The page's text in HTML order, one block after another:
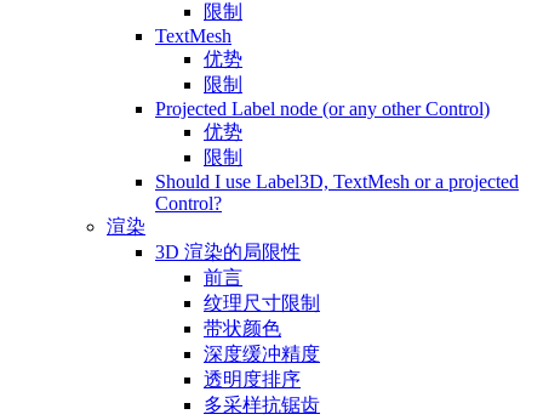
限制
TextMesh
优势
限制
Projected Label node (or any other Control)
优势
限制
Should I use Label3D, TextMesh or a projected
Control?
渲染
3D 渲染的局限性
前言
纹理尺寸限制
带状颜色
深度缓冲精度
透明度排序
多采样抗锯齿